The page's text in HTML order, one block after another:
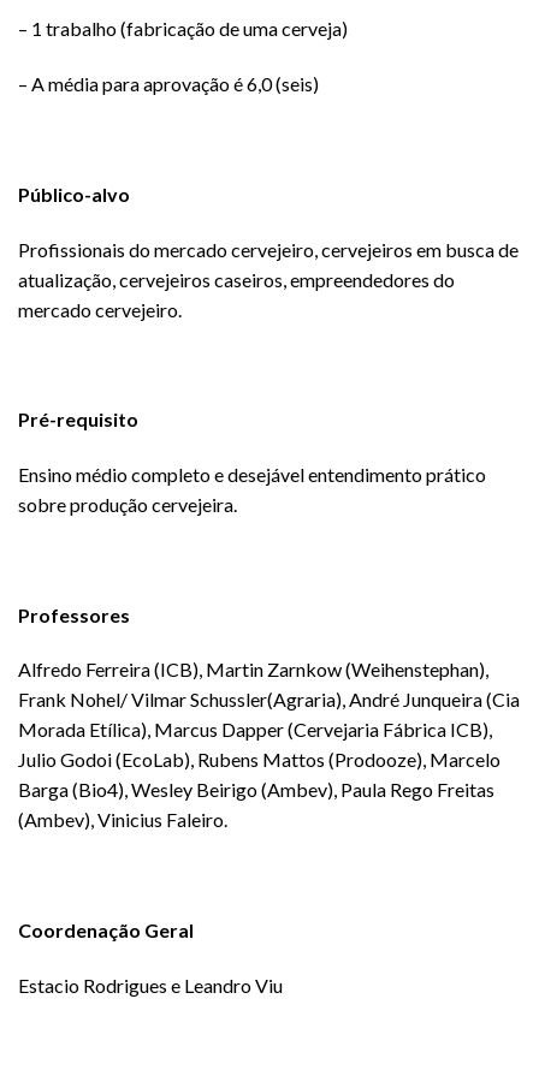
– 1 trabalho (fabricação de uma cerveja)
– A média para aprovação é 6,0 (seis)
Público-alvo
Profissionais do mercado cervejeiro, cervejeiros em busca de
atualização, cervejeiros caseiros, empreendedores do
mercado cervejeiro.
Pré-requisito
Ensino médio completo e desejável entendimento prático
sobre produção cervejeira.
Professores
Alfredo Ferreira (ICB), Martin Zarnkow (Weihenstephan),
Frank Nohel/ Vilmar Schussler(Agraria), André Junqueira (Cia
Morada Etílica), Marcus Dapper (Cervejaria Fábrica ICB),
Julio Godoi (EcoLab), Rubens Mattos (Prodooze), Marcelo
Barga (Bio4), Wesley Beirigo (Ambev), Paula Rego Freitas
(Ambev), Vinicius Faleiro.
Coordenação Geral
Estacio Rodrigues e Leandro Viu